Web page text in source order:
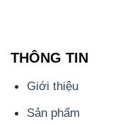
THÔNG TIN
Giới thiệu
Sản phẩm